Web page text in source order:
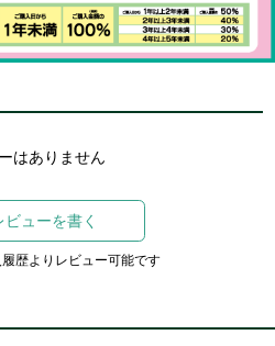
はありません
ビューを書く
歴よりレビュー可能です